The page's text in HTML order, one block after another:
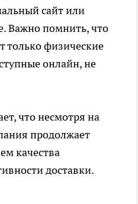
сайт или
Важно помнить, что
только физические
онлайн, не
что несмотря на
продолжает
качества
доставки.